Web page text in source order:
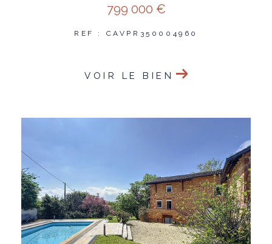
799 000 €
REF : CAVPR350004960
VOIR LE BIEN